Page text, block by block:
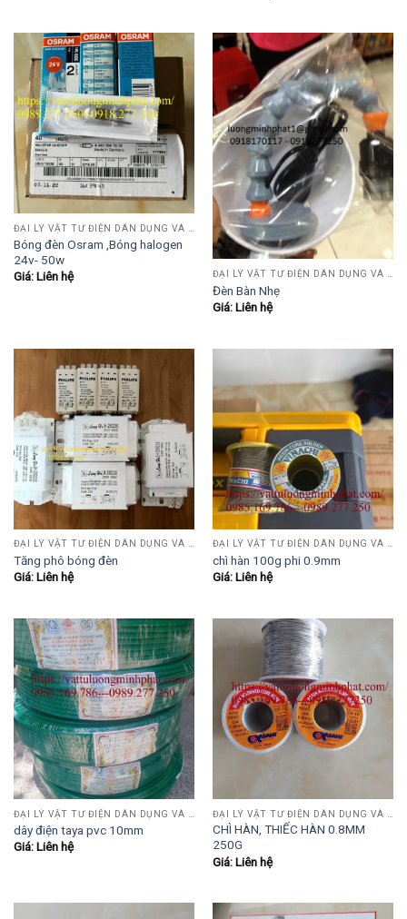
ĐẠI LÝ VẬT TƯ ĐIỆN DÂN DỤNG VÀ CÔNG NGHIỆP , TỰ ĐỘNG HÓA.....
Bóng đèn Osram ,Bóng halogen
24v- 50w
Giá: Liên hệ
ĐẠI LÝ VẬT TƯ ĐIỆN DÂN DỤNG VÀ CÔNG NGHIỆP , TỰ ĐỘNG HÓA.....
Đèn Bàn Nhẹ
Giá: Liên hệ
ĐẠI LÝ VẬT TƯ ĐIỆN DÂN DỤNG VÀ CÔNG NGHIỆP , TỰ ĐỘNG HÓA.....
Tăng phô bóng đèn
Giá: Liên hệ
ĐẠI LÝ VẬT TƯ ĐIỆN DÂN DỤNG VÀ CÔNG NGHIỆP , TỰ ĐỘNG HÓA.....
chì hàn 100g phi 0.9mm
Giá: Liên hệ
dây điện taya pvc 10mm
Giá: Liên hệ
CHÌ HÀN, THIẾC HÀN 0.8MM
250G
Giá: Liên hệ